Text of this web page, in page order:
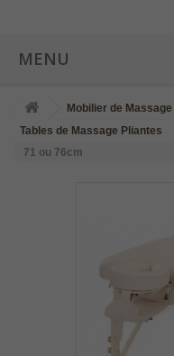
MENU
Mobilier de
Tables de Massage Pliantes
71 ou 76cm